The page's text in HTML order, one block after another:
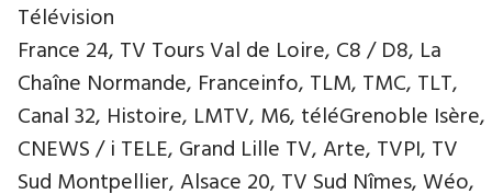
Télévision
France 24, TV Tours Val de Loire, C8 / D8, La
Chaîne Normande, Franceinfo, TLM, TMC, TLT,
Canal 32, Histoire, LMTV, M6, téléGrenoble Isère,
CNEWS / i TELE, Grand Lille TV, Arte, TVPI, TV
Sud Montpellier, Alsace 20, TV Sud Nîmes, Wéo,